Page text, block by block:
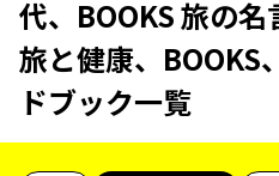
代、BOOKS 旅の
旅と健康、BOOKS
ドブック一覧